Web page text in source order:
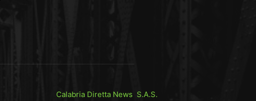
Calabria Diretta News S.A.S.